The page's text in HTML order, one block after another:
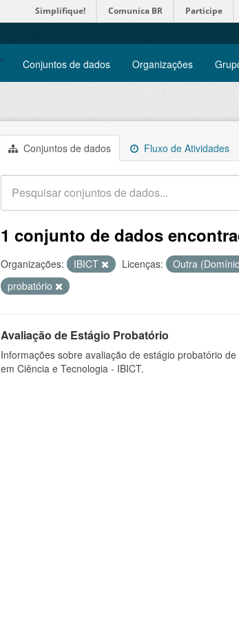
Simplifique! Comunica BR Participe
Conjuntos de dados Organizações
Conjuntos de dados Fluxo de Atividades
1 conjunto de dados
Organizações: IBICT Licenças: Outra
probatório
Avaliação de Estágio Probatório
Informações sobre avaliação de estágio probatório
em Ciência e Tecnologia - IBICT.